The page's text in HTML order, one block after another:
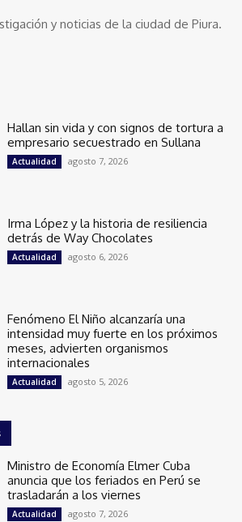
y noticias de la ciudad de Piura.
Hallan sin vida y con signos de tortura a
empresario secuestrado en Sullana
Actualidad agosto 7, 2026
Irma López y la historia de resiliencia
detrás de Way Chocolates
Actualidad agosto 6, 2026
Fenómeno El Niño alcanzaría una
intensidad muy fuerte en los próximos
meses, advierten organismos
internacionales
Actualidad agosto 5, 2026
Ministro de Economía Elmer Cuba
anuncia que los feriados en Perú se
trasladarán a los viernes
Actualidad agosto 7, 2026